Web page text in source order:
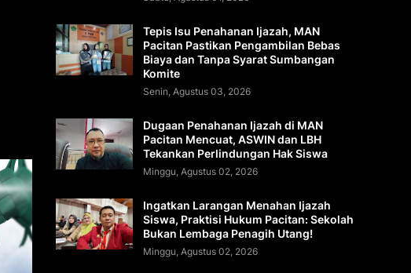
Tepis Isu Penahanan Ijazah, MAN
Pacitan Pastikan Pengambilan Bebas
Biaya dan Tanpa Syarat Sumbangan
Komite
Senin, Agustus 03, 2026
Dugaan Penahanan Ijazah di MAN
Pacitan Mencuat, ASWIN dan LBH
Tekankan Perlindungan Hak Siswa
Minggu, Agustus 02, 2026
Ingatkan Larangan Menahan Ijazah
Siswa, Praktisi Hukum Pacitan: Sekolah
Bukan Lembaga Penagih Utang!
Minggu, Agustus 02, 2026